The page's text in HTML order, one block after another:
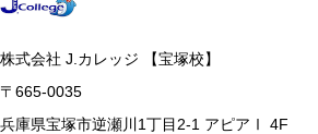
株式会社 J.カレッジ 【宝塚校】
〒665-0035
兵庫県宝塚市逆瀬川1丁目2-1 アピアⅠ 4F